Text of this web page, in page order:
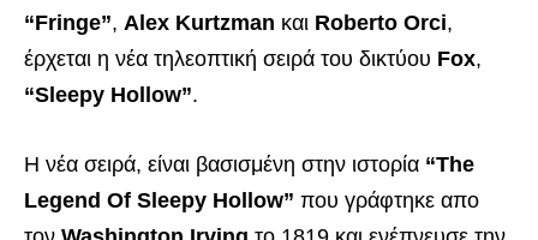
“Fringe”, Alex Kurtzman και Roberto Orci,
έρχεται η νέα τηλεοπτική σειρά του δικτύου Fox,
“Sleepy Hollow”.
Η νέα σειρά, είναι βασισμένη στην ιστορία “The
Legend Of Sleepy Hollow” που γράφτηκε απο